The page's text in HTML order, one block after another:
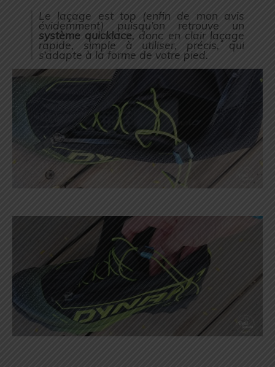
Le laçage est top (enfin de mon avis
évidemment) puisqu’on retrouve un
système quicklace, donc en clair laçage
rapide, simple à utiliser, précis, qui
s’adapte à la forme de votre pied.